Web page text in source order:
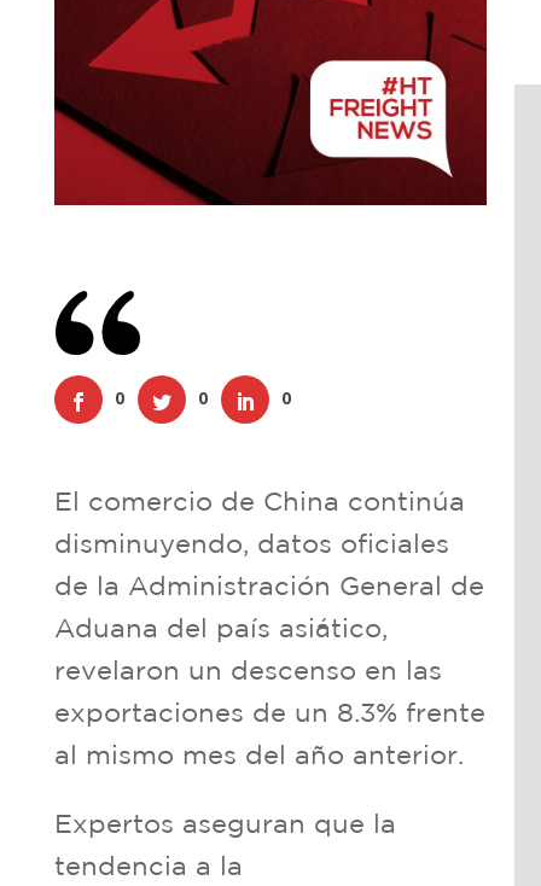
0 0 0
El comercio de China continúa
disminuyendo, datos oficiales
de la Administración General de
Aduana del país asiático,
revelaron un descenso en las
exportaciones de un 8.3% frente
al mismo mes del año anterior.
Expertos aseguran que la
tendencia a la